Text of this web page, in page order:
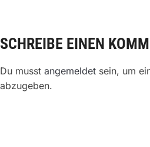
SCHREIBE EINEN
Du musst angemeldet sein, um
abzugeben.